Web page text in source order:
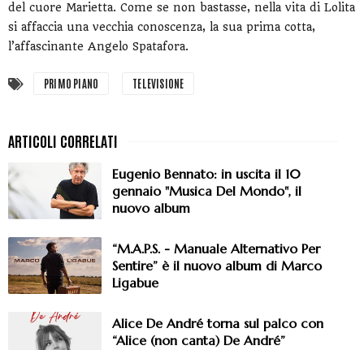
del cuore Marietta. Come se non bastasse, nella vita di Lolita
si affaccia una vecchia conoscenza, la sua prima cotta,
l’affascinante Angelo Spatafora.
PRIMO PIANO TELEVISIONE
Eugenio Bennato: in uscita il 10
gennaio "Musica Del Mondo", il
nuovo album
“M.A.P.S. - Manuale Alternativo Per
Sentire” è il nuovo album di Marco
Ligabue
Alice De André torna sul palco con
“Alice (non canta) De André”